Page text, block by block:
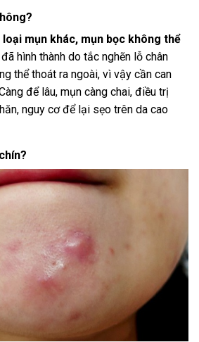
mụn khác, mụn bọc không thể
hình thành do tắc nghẽn lỗ chân
thể thoát ra ngoài, vì vậy cần can
để lâu, mụn càng chai, điều trị
nguy cơ để lại sẹo trên da cao